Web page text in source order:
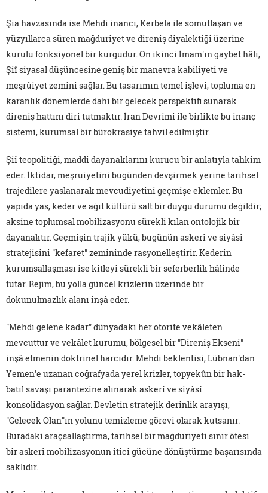
Şia havzasında ise Mehdi inancı, Kerbela ile somutlaşan ve
yüzyıllarca süren mağduriyet ve direniş diyalektiği üzerine
kurulu fonksiyonel bir kurgudur. On ikinci İmam'ın gaybet hâli,
Şiî siyasal düşüncesine geniş bir manevra kabiliyeti ve
meşrûiyet zemini sağlar. Bu tasarımın temel işlevi, topluma en
karanlık dönemlerde dahi bir gelecek perspektifi sunarak
direniş hattını diri tutmaktır. İran Devrimi ile birlikte bu inanç
sistemi, kurumsal bir bürokrasiye tahvil edilmiştir.
Şiî teopolitiği, maddi dayanaklarını kurucu bir anlatıyla tahkim
eder. İktidar, meşruiyetini bugünden devşirmek yerine tarihsel
trajedilere yaslanarak mevcudiyetini geçmişe eklemler. Bu
yapıda yas, keder ve ağıt kültürü salt bir duygu durumu değildir;
aksine toplumsal mobilizasyonu sürekli kılan ontolojik bir
dayanaktır. Geçmişin trajik yükü, bugünün askerî ve siyâsî
stratejisini "kefaret" zemininde rasyonelleştirir. Kederin
kurumsallaşması ise kitleyi sürekli bir seferberlik hâlinde
tutar. Rejim, bu yolla güncel krizlerin üzerinde bir
dokunulmazlık alanı inşâ eder.
"Mehdi gelene kadar" dünyadaki her otorite vekâleten
mevcuttur ve vekâlet kurumu, bölgesel bir "Direniş Ekseni"
inşâ etmenin doktrinel harcıdır. Mehdi beklentisi, Lübnan'dan
Yemen'e uzanan coğrafyada yerel krizler, topyekûn bir hak-
batıl savaşı parantezine alınarak askerî ve siyâsî
konsolidasyon sağlar. Devletin stratejik derinlik arayışı,
"Gelecek Olan"ın yolunu temizleme görevi olarak kutsanır.
Buradaki araçsallaştırma, tarihsel bir mağduriyeti sınır ötesi
bir askerî mobilizasyonun itici gücüne dönüştürme başarısında
saklıdır.